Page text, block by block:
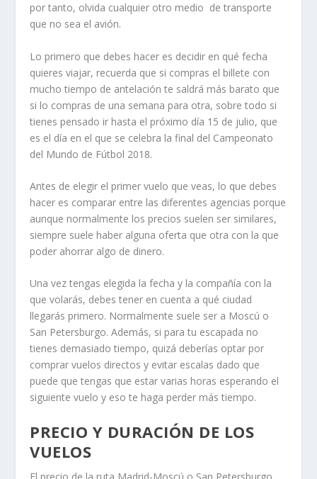
por tanto, olvida cualquier otro medio de transporte
que no sea el avión.
Lo primero que debes hacer es decidir en qué fecha
quieres viajar, recuerda que si compras el billete con
mucho tiempo de antelación te saldrá más barato que
si lo compras de una semana para otra, sobre todo si
tienes pensado ir hasta el próximo día 15 de julio, que
es el día en el que se celebra la final del Campeonato
del Mundo de Fútbol 2018.
Antes de elegir el primer vuelo que veas, lo que debes
hacer es comparar entre las diferentes agencias porque
aunque normalmente los precios suelen ser similares,
siempre suele haber alguna oferta que otra con la que
poder ahorrar algo de dinero.
Una vez tengas elegida la fecha y la compañía con la
que volarás, debes tener en cuenta a qué ciudad
llegarás primero. Normalmente suele ser a Moscú o
San Petersburgo. Además, si para tu escapada no
tienes demasiado tiempo, quizá deberías optar por
comprar vuelos directos y evitar escalas dado que
puede que tengas que estar varias horas esperando el
siguiente vuelo y eso te haga perder más tiempo.
PRECIO Y DURACIÓN DE LOS
VUELOS
El precio de la ruta Madrid-Moscú o San Petersburgo